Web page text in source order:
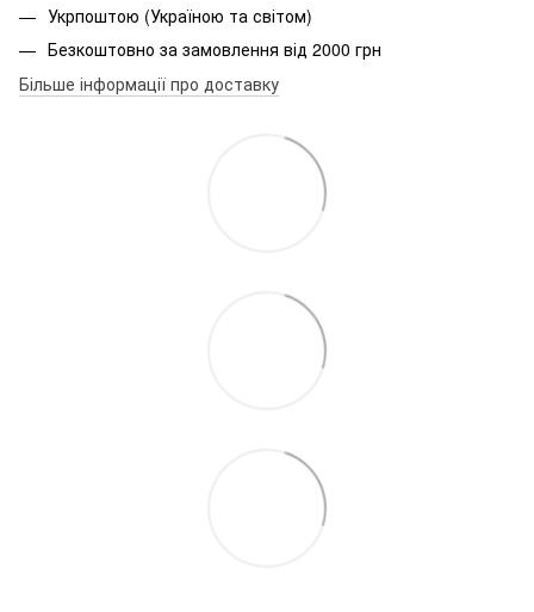
Укрпоштою (Україною та світом)
Безкоштовно за замовлення від 2000 грн
Більше інформації про доставку